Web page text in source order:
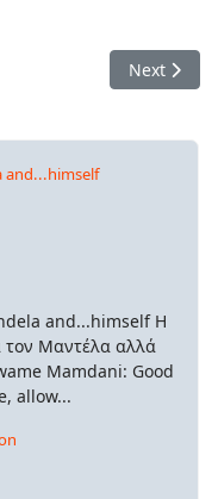
κίνημα
Next
Next
and...himself
and...himself Η
τον Μαντέλα αλλά
Mamdani: Good
allow...